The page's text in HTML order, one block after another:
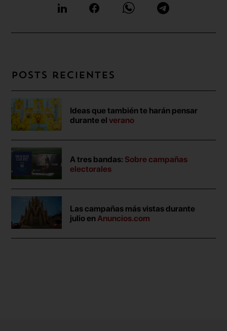
Posts recientes
Ideas que también te harán pensar
durante elverano
A tres bandas: Sobre campañas
electorales
Las campañas más vistas durante
julio enAnuncios.com